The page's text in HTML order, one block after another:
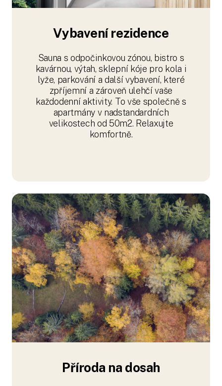
Vybavení rezidence
Sauna s odpočinkovou zónou, bistro s
kavárnou, výtah, sklepní kóje pro kola i
lyže, parkování a další vybavení, které
zpříjemní a zároveň ulehčí vaše
každodenní aktivity. To vše společně s
apartmány v nadstandardních
velikostech od 50m2. Relaxujte
komfortně.
Příroda na dosah